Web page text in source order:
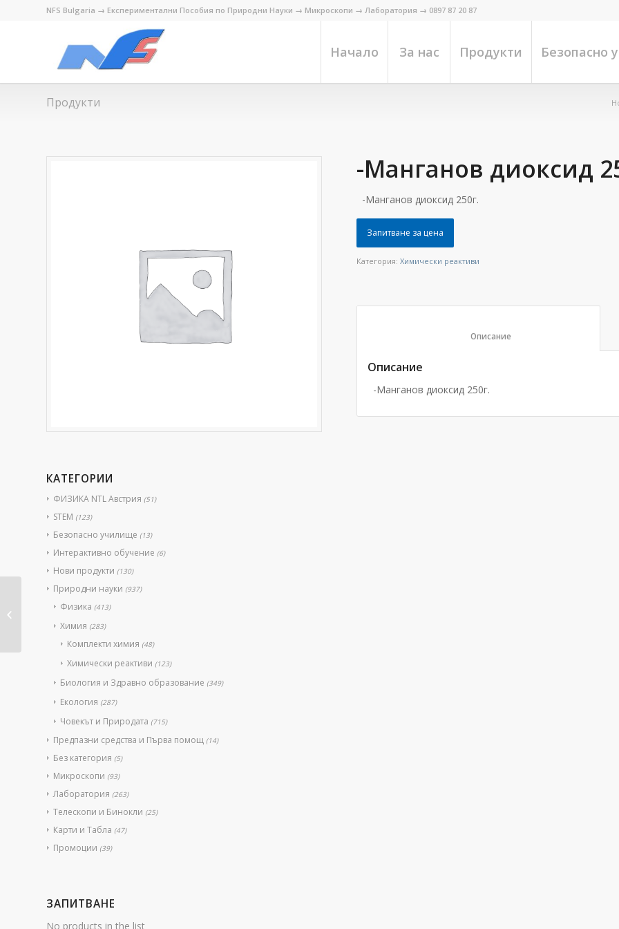
NFS Bulgaria → Експериментални Пособия по Природни Науки → Микроскопи → Лаборатория → 0897 87 20 87
Начало За нас Продукти Безопасно
Продукти
КАТЕГОРИИ
ФИЗИКА NTL Австрия (51)
STEM (123)
Безопасно училище (13)
Интерактивно обучение (6)
Нови продукти (130)
Природни науки (937)
Физика (413)
Химия (283)
Комплекти химия (48)
Химически реактиви (123)
Биология и Здравно образование (349)
Екология (287)
Човекът и Природата (715)
Предпазни средства и Първа помощ (14)
Без категория (5)
Микроскопи (93)
Лаборатория (263)
Телескопи и Бинокли (25)
Карти и Табла (47)
Промоции (39)
ЗАПИТВАНЕ
No products in the list
-Манганов диоксид
-Манганов диоксид 250г.
Запитване за цена
Категория:Химически реактиви
Описание
-Манганов диоксид 250г.
-Магнезий на лента 25г.